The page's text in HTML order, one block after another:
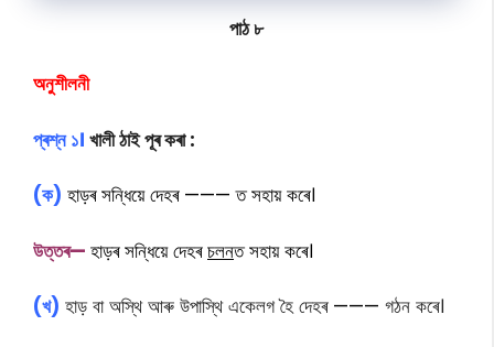
পাঠ৮
অনুশীলনী
প্ৰশ্ন ১। খালী ঠাই পূৰ কৰা :
(ক) হাড়ৰ সন্ধিয়ে দেহৰ ——— ত সহায় কৰে।
উত্তৰ— হাড়ৰ সন্ধিয়ে দেহৰচলনত সহায় কৰে।
(খ) হাড় বা অস্থি আৰু উপাস্থি একেলগ হৈ দেহৰ ——— গঠন কৰে।